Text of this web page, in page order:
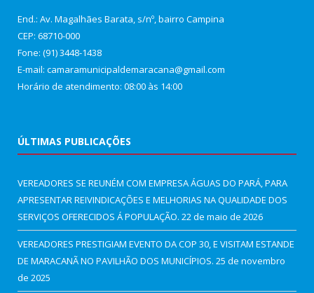
End.: Av. Magalhães Barata, s/nº, bairro Campina
CEP: 68710-000
Fone: (91) 3448-1438
E-mail: camaramunicipaldemaracana@gmail.com
Horário de atendimento: 08:00 às 14:00
ÚLTIMAS PUBLICAÇÕES
VEREADORES SE REUNÉM COM EMPRESA ÁGUAS DO PARÁ, PARA
APRESENTAR REIVINDICAÇÕES E MELHORIAS NA QUALIDADE DOS
SERVIÇOS OFERECIDOS Á POPULAÇÃO. 22 de maio de 2026
VEREADORES PRESTIGIAM EVENTO DA COP 30, E VISITAM ESTANDE
DE MARACANÃ NO PAVILHÃO DOS MUNICÍPIOS. 25 de novembro
de 2025